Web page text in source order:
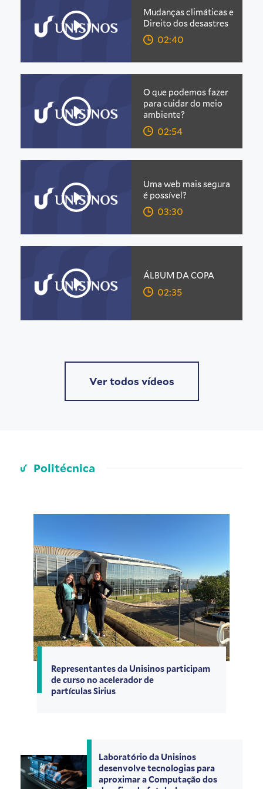
Mudanças climáticas e
Direito dos desastres
02:40
O que podemos fazer
para cuidar do meio
ambiente?
02:54
Uma web mais segura
é possível?
03:30
ÁLBUM DA COPA
02:35
Ver todos vídeos
Politécnica
Representantes da Unisinos participam
de curso no acelerador de
partículas Sirius
Laboratório da Unisinos
desenvolve tecnologias para
aproximar a Computação dos